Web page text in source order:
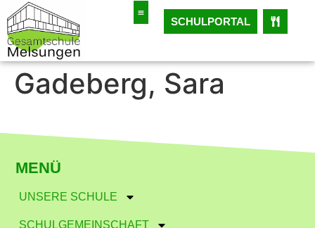
SCHULPORTAL
Gadeberg, Sara
MENÜ
UNSERE SCHULE
SCHULGEMEINSCHAFT